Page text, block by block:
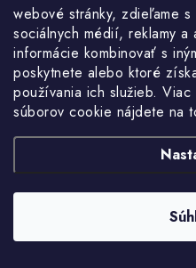
webové stránky, zdieľame s
sociálnych médií, reklamy a
informácie kombinovať s
poskytnete alebo ktoré
používania ich služieb.
súborov cookie nájdete na
Izolovaná sada náradia NEO
vozidlá, VDE výbava, 3/8"
v